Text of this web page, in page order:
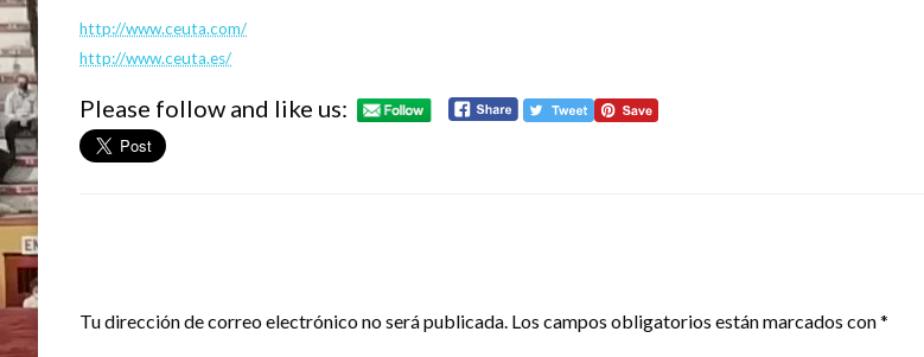
http://www.ceuta.com/
http://www.ceuta.es/
Please follow and like us:
Tu dirección de correo electrónico no será publicada. Los campos obligatorios están marcados con*